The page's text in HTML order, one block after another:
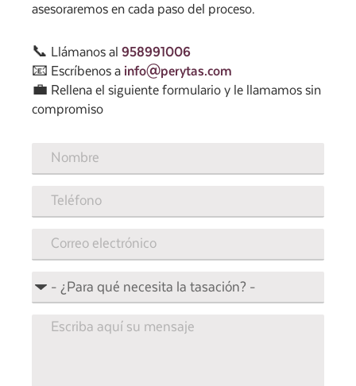
asesoraremos en cada paso del proceso.
📞 Llámanos al958991006
📧 Escríbenos a info@perytas.com
💼 Rellena el siguiente formulario y le llamamos sin
compromiso